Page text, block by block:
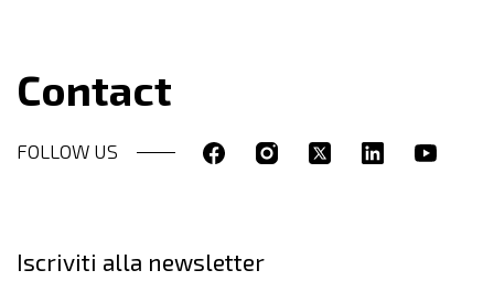
Contact
FOLLOW US
Iscriviti alla newsletter